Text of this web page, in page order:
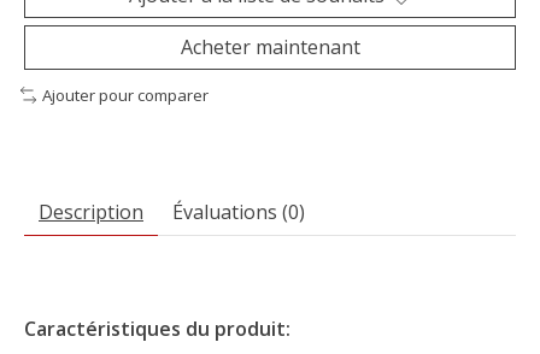
Acheter maintenant
Ajouter pour comparer
Description Évaluations (0)
Caractéristiques du produit: